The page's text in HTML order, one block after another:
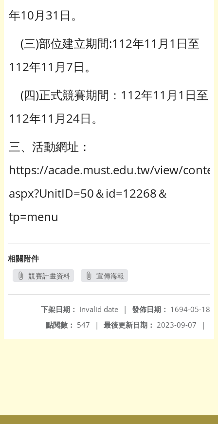
年10月31日。
(三)部位建立期間:112年11月1日至
112年11月7日。
(四)正式競賽期間：112年11月1日至
112年11月24日。
三、活動網址：
https://acade.must.edu.tw/view/
aspx?UnitID=50＆id=12268＆
tp=menu
相關附件
競賽計畫資料
宣傳海報
發佈日期： 1694-05-18
下架日期： Invalid date
|
最後更新日期： 2023-09-07 |
點閱數： 547 |